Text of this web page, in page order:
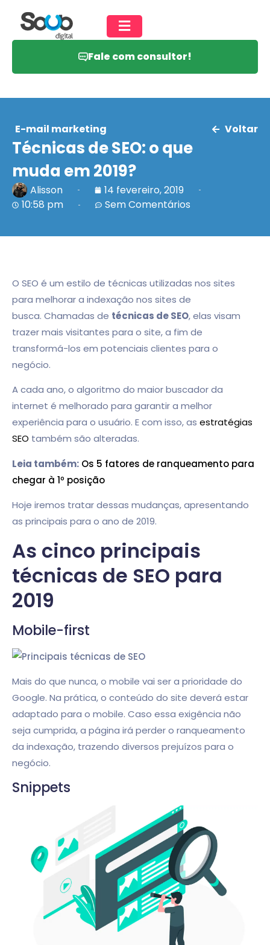
Fale com consultor!
E-mail marketing Voltar
Técnicas de SEO: o que
muda em 2019?
Alisson
14 fevereiro, 2019
10:58 pm
Sem Comentários
O SEO é um estilo de técnicas utilizadas nos sites
para melhorar a indexação nos sites de
busca. Chamadas de técnicas de SEO, elas visam
trazer mais visitantes para o site, a fim de
transformá-los em potenciais clientes para o
negócio.
A cada ano, o algoritmo do maior buscador da
internet é melhorado para garantir a melhor
experiência para o usuário. E com isso, as estratégias
SEO também são alteradas.
Leia também: Os 5 fatores de ranqueamento para
chegar à 1º posição
Hoje iremos tratar dessas mudanças, apresentando
as principais para o ano de 2019.
As cinco principais
técnicas de SEO para
2019
Mobile-first
Mais do que nunca, o mobile vai ser a prioridade do
Google. Na prática, o conteúdo do site deverá estar
adaptado para o mobile. Caso essa exigência não
seja cumprida, a página irá perder o ranqueamento
da indexação, trazendo diversos prejuízos para o
negócio.
Snippets